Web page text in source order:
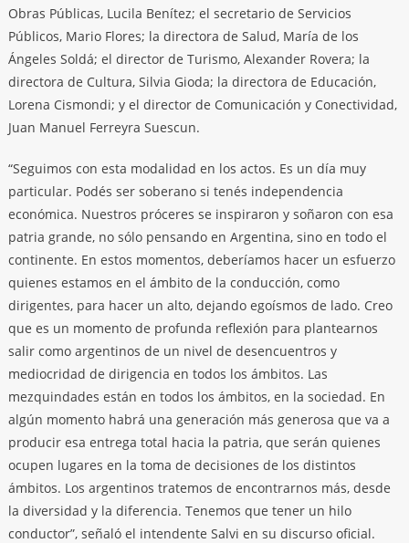
Obras Públicas, Lucila Benítez; el secretario de Servicios
Públicos, Mario Flores; la directora de Salud, María de los
Ángeles Soldá; el director de Turismo, Alexander Rovera; la
directora de Cultura, Silvia Gioda; la directora de Educación,
Lorena Cismondi; y el director de Comunicación y Conectividad,
Juan Manuel Ferreyra Suescun.
“Seguimos con esta modalidad en los actos. Es un día muy
particular. Podés ser soberano si tenés independencia
económica. Nuestros próceres se inspiraron y soñaron con esa
patria grande, no sólo pensando en Argentina, sino en todo el
continente. En estos momentos, deberíamos hacer un esfuerzo
quienes estamos en el ámbito de la conducción, como
dirigentes, para hacer un alto, dejando egoísmos de lado. Creo
que es un momento de profunda reflexión para plantearnos
salir como argentinos de un nivel de desencuentros y
mediocridad de dirigencia en todos los ámbitos. Las
mezquindades están en todos los ámbitos, en la sociedad. En
algún momento habrá una generación más generosa que va a
producir esa entrega total hacia la patria, que serán quienes
ocupen lugares en la toma de decisiones de los distintos
ámbitos. Los argentinos tratemos de encontrarnos más, desde
la diversidad y la diferencia. Tenemos que tener un hilo
conductor”, señaló el intendente Salvi en su discurso oficial.